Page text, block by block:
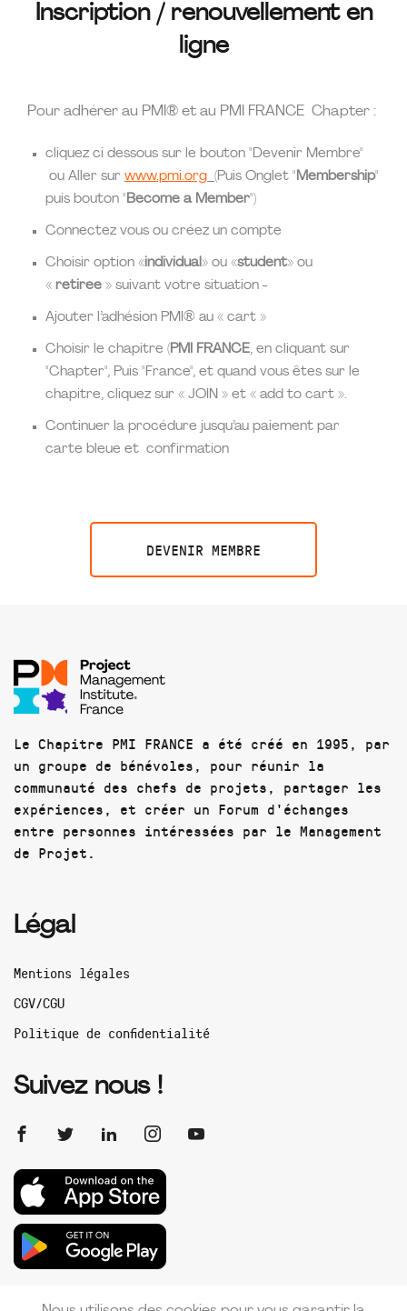
Inscription / renouvellement en
ligne
Pour adhérer au PMI® et au PMI FRANCE Chapter :
cliquez ci dessous sur le bouton "Devenir Membre"
ou Aller sur www.pmi.org (Puis Onglet "Membership"
puis bouton "Become a Member")
Connectez vous ou créez un compte
Choisir option «individual» ou «student» ou
« retiree » suivant votre situation -
Ajouter l’adhésion PMI® au « cart »
Choisir le chapitre (PMI FRANCE, en cliquant sur
"Chapter", Puis "France", et quand vous êtes sur le
chapitre, cliquez sur « JOIN » et « add to cart ».
Continuer la procédure jusqu’au paiement par
carte bleue et confirmation
DEVENIR MEMBRE
Le Chapitre PMI FRANCE a été créé en 1995, par
un groupe de bénévoles, pour réunir la
communauté des chefs de projets, partager les
expériences, et créer un Forum d'échanges
entre personnes intéressées par le Management
de Projet.
Légal
Mentions légales
CGV/CGU
Politique de confidentialité
Suivez nous !